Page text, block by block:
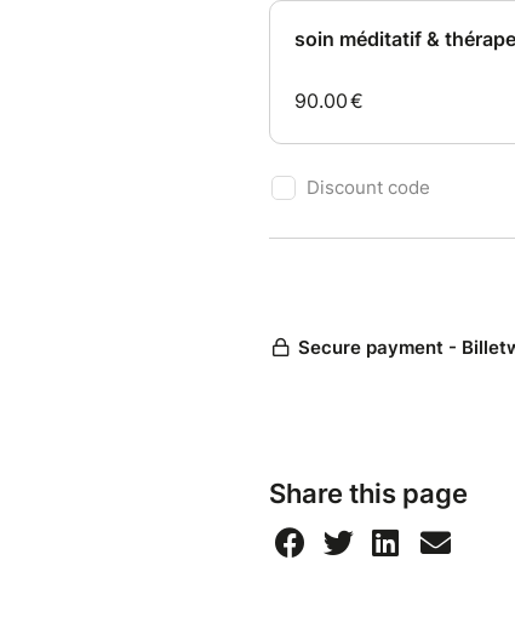
https://
Plus d’informations sur :
Share this page